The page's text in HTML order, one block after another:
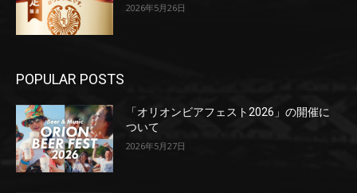
2026年5月26日
POPULAR POSTS
「オリオンビアフェスト2026」の開催に
ついて
2026年5月27日